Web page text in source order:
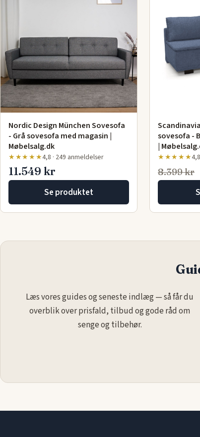
Nordic Design München Sovesofa
- Grå sovesofa med magasin |
Møbelsalg.dk
★★★★★4,8 · 249 anmeldelser
11.549 kr
Se produktet
sovesofa -
|
★★★★★
8.399 kr
Læs vores guides og seneste indlæg — så får du
overblik over prisfald, tilbud og gode råd om
senge og tilbehør.